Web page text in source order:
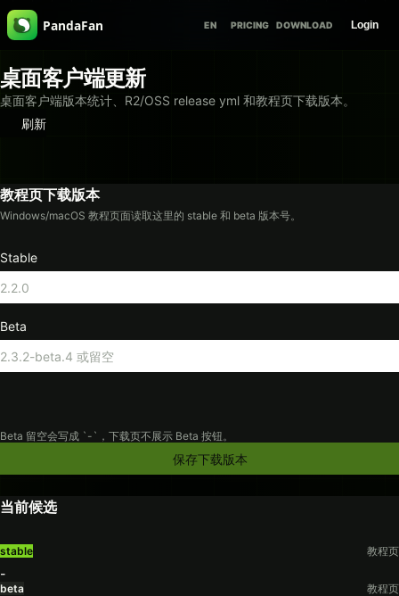
PandaFan EN PRICING DOWNLOAD Login
桌面客户端更新
桌面客户端版本统计、R2/OSS release yml 和教程页下载版本。
刷新
教程页下载版本
Windows/macOS 教程页面读取这里的 stable 和 beta 版本号。
Stable
Beta
Beta 留空会写成 `-`，下载页不展示 Beta 按钮。
保存下载版本
当前候选
stable 教程页
-
beta 教程页